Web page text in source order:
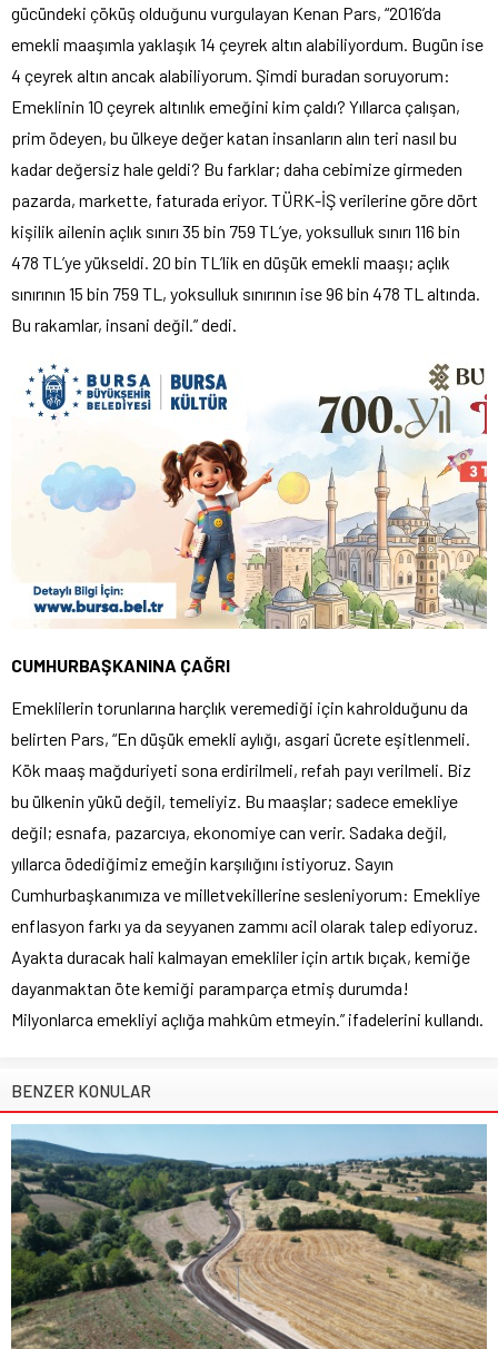
gücündeki çöküş olduğunu vurgulayan Kenan Pars, “2016’da
emekli maaşımla yaklaşık 14 çeyrek altın alabiliyordum. Bugün ise
4 çeyrek altın ancak alabiliyorum. Şimdi buradan soruyorum:
Emeklinin 10 çeyrek altınlık emeğini kim çaldı? Yıllarca çalışan,
prim ödeyen, bu ülkeye değer katan insanların alın teri nasıl bu
kadar değersiz hale geldi? Bu farklar; daha cebimize girmeden
pazarda, markette, faturada eriyor. TÜRK-İŞ verilerine göre dört
kişilik ailenin açlık sınırı 35 bin 759 TL’ye, yoksulluk sınırı 116 bin
478 TL’ye yükseldi. 20 bin TL’lik en düşük emekli maaşı; açlık
sınırının 15 bin 759 TL, yoksulluk sınırının ise 96 bin 478 TL altında.
Bu rakamlar, insani değil.” dedi.
CUMHURBAŞKANINA ÇAĞRI
Emeklilerin torunlarına harçlık veremediği için kahrolduğunu da
belirten Pars, “En düşük emekli aylığı, asgari ücrete eşitlenmeli.
Kök maaş mağduriyeti sona erdirilmeli, refah payı verilmeli. Biz
bu ülkenin yükü değil, temeliyiz. Bu maaşlar; sadece emekliye
değil; esnafa, pazarcıya, ekonomiye can verir. Sadaka değil,
yıllarca ödediğimiz emeğin karşılığını istiyoruz. Sayın
Cumhurbaşkanımıza ve milletvekillerine sesleniyorum: Emekliye
enflasyon farkı ya da seyyanen zammı acil olarak talep ediyoruz.
Ayakta duracak hali kalmayan emekliler için artık bıçak, kemiğe
dayanmaktan öte kemiği paramparça etmiş durumda!
Milyonlarca emekliyi açlığa mahkûm etmeyin.” ifadelerini kullandı.
BENZER KONULAR